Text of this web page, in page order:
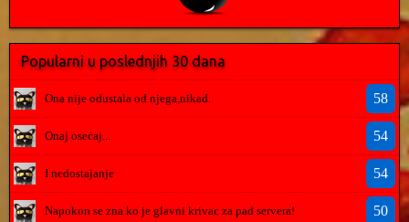
Popularni u poslednjih 30 dana
Ona nije odustala od njega,nikad. 58
Onaj osećaj... 54
I nedostajanje 54
Napokon se zna ko je glavni krivac za pad servera! 50